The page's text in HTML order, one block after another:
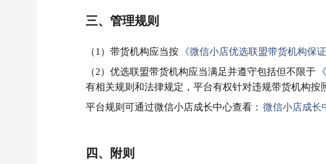
三、管理规则
（1）带货机构应当按 《微信小店优选联盟带货机构保
（2）优选联盟带货机构应当满足并遵守包括但不限于
有相关规则和法律规定，平台有权针对违规带货机构按
平台规则可通过微信小店成长中心查看： 微信小店成长
四、附则